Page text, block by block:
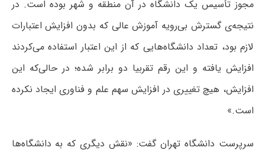
مجوز تأسیس یک دانشگاه در آن منطقه و شهر بوده است. در
نتیجه‌ی گسترش بی‌رویه آموزش عالی که بدون افزایش اعتبارات
لازم بود، تعداد دانشگاه‌هایی که از این اعتبار استفاده می‌کردند
افزایش یافته و این رقم تقربیا دو برابر شده؛ در حالی‌که این
افزایش، هیچ تغییری در افزایش سهم علم و فناوری ایجاد نکرده
است.»
سرپرست دانشگاه تهران گفت: «نقش دیگری که به دانشگاه‌ها